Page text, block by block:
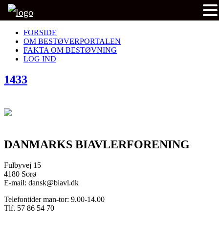
FORSIDE
OM BESTØVERPORTALEN
FAKTA OM BESTØVNING
LOG IND
1433
DANMARKS BIAVLERFORENING
Fulbyvej 15
4180 Sorø
E-mail: dansk@biavl.dk
Telefontider man-tor: 9.00-14.00
Tlf. 57 86 54 70